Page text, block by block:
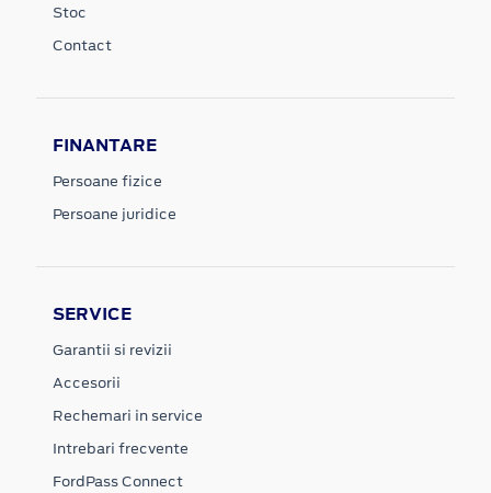
Stoc
Contact
FINANTARE
Persoane fizice
Persoane juridice
SERVICE
Garantii si revizii
Accesorii
Rechemari in service
Intrebari frecvente
FordPass Connect